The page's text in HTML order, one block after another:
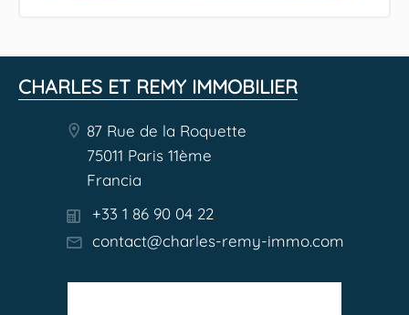
CHARLES ET REMY IMMOBILIER
87 Rue de la Roquette
75011 Paris 11ème
Francia
+33 1 86 90 04 22
contact@charles-remy-immo.com